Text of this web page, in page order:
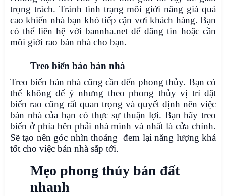
trọng trách. Tránh tình trạng môi giới nâng giá quá
cao khiến nhà bạn khó tiếp cận vơi khách hàng. Bạn
có thể liên hệ với bannha.net để đăng tin hoặc cần
môi giới rao bán nhà cho bạn.
Treo biển báo bán nhà
Treo biển bán nhà cũng cần đến phong thủy. Bạn có
thể không để ý nhưng theo phong thủy vị trí đặt
biển rao cũng rất quan trọng và quyết định nên việc
bán nhà của bạn có thực sự thuận lợi. Bạn hãy treo
biển ở phía bên phải nhà mình và nhất là cửa chính.
Sẽ tạo nên góc nhìn thoáng đem lại năng lượng khá
tốt cho việc bán nhà sắp tới.
Mẹo phong thủy bán đất
nhanh